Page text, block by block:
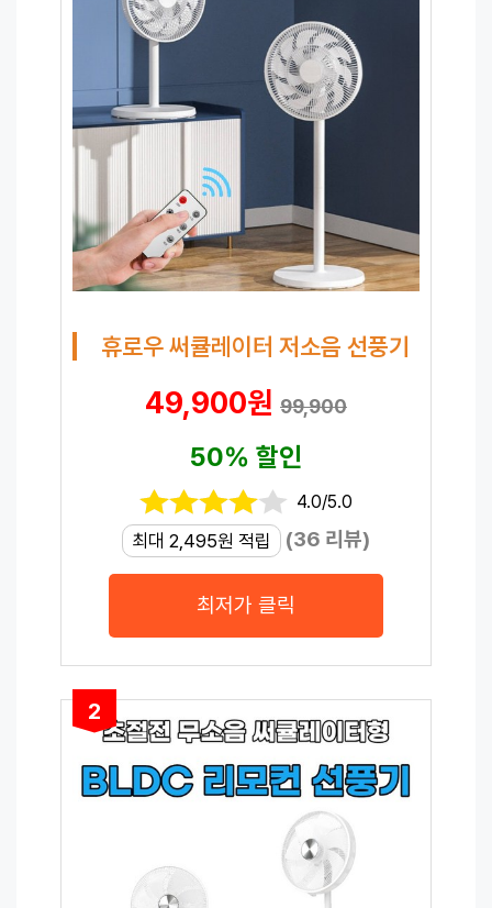
휴로우 써큘레이터 저소음 선풍기
49,900원 99,900
50% 할인
4.0/5.0
최대 2,495원 적립 (36 리뷰)
최저가 클릭
2